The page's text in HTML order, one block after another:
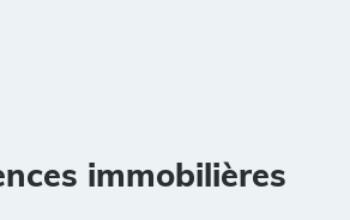
immobilières